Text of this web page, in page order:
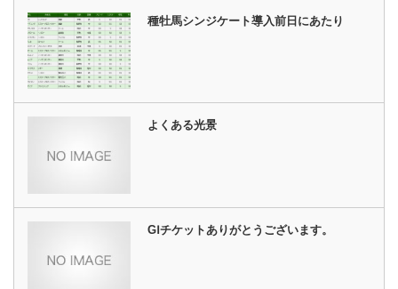
種牡馬シンジケート導入前日にあたり
よくある光景
GⅠチケットありがとうございます。